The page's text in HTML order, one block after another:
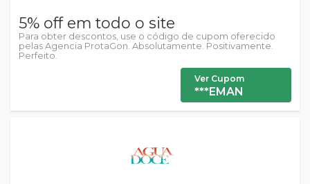
5% off em todo o site
Para obter descontos, use o código de cupom oferecido
pelas Agencia ProtaGon. Absolutamente. Positivamente.
Perfeito.
Ver Cupom
***EMAN